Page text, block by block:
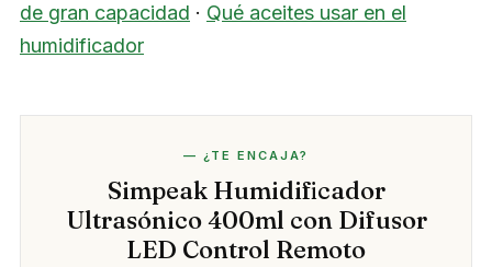
de gran capacidad · Qué aceites usar en el
humidificador
— ¿TE ENCAJA?
Simpeak Humidificador
Ultrasónico 400ml con Difusor
LED Control Remoto